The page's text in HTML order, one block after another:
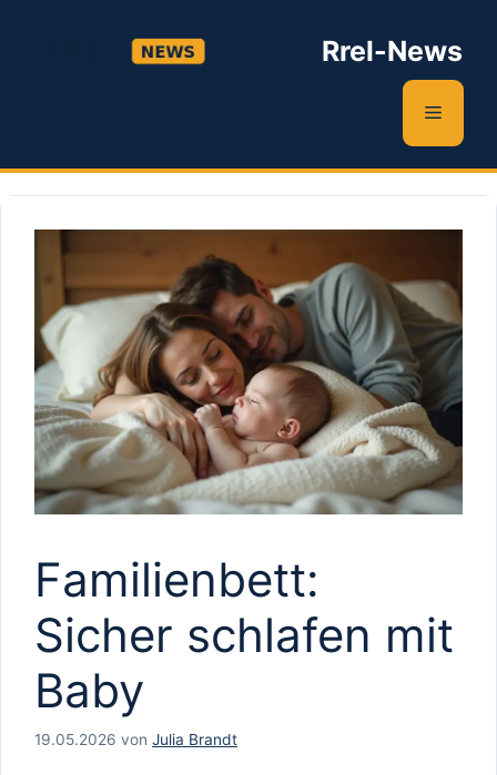
Rrel-News
Menü
Familienbett:
Sicher schlafen mit
Baby
19.05.2026 von Julia Brandt